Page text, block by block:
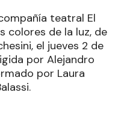
teatral El
colores de la luz, de
el jueves 2 de
por Alejandro
por Laura